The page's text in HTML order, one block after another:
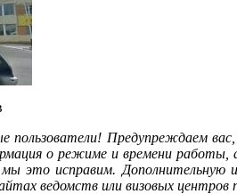
пользователи! Предупреждаем
о режиме и времени
это исправим. Дополнительную
ведомств или визовых